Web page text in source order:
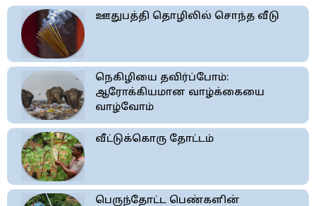
ஊதுபத்தி தொழிலில் சொந்த வீடு
நெகிழியை தவிர்ப்போம்:
ஆரோக்கியமான வாழ்க்கையை
வாழ்வோம்
வீட்டுக்கொரு தோட்டம்
பெருந்தோட்ட பெண்களின்